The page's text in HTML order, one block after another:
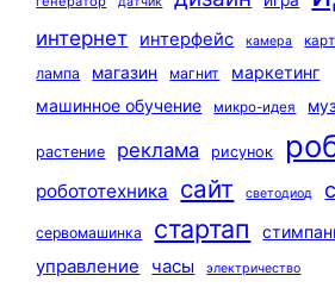
интернет интерфейс камера
лампа
магазин магнит
маркетинг
машинное обучение
микро-идея
растение реклама рисунок
робототехника сайт светодиод
сервомашинка стартап
управление часы электричество